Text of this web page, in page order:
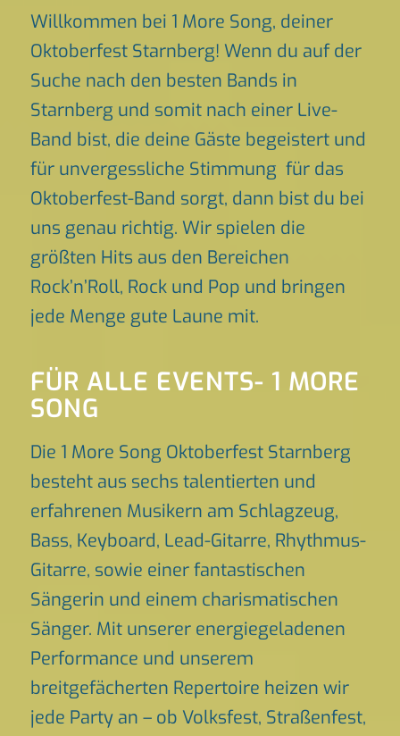
Willkommen bei 1 More Song, deiner
Oktoberfest Starnberg! Wenn du auf der
Suche nach den besten Bands in
Starnberg und somit nach einer Live-
Band bist, die deine Gäste begeistert und
für unvergessliche Stimmung für das
Oktoberfest-Band sorgt, dann bist du bei
uns genau richtig. Wir spielen die
größten Hits aus den Bereichen
Rock’n’Roll, Rock und Pop und bringen
jede Menge gute Laune mit.
FÜR ALLE EVENTS- 1 MORE
SONG
Die 1 More Song Oktoberfest Starnberg
besteht aus sechs talentierten und
erfahrenen Musikern am Schlagzeug,
Bass, Keyboard, Lead-Gitarre, Rhythmus-
Gitarre, sowie einer fantastischen
Sängerin und einem charismatischen
Sänger. Mit unserer energiegeladenen
Performance und unserem
breitgefächerten Repertoire heizen wir
jede Party an – ob Volksfest, Straßenfest,